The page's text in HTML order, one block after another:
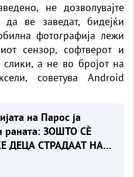
не дозволувајте
ве заведат, бидејќи
фотографија лежи
сензор, софтверот и
а не во бројот на
советува Android
на Парос ја
раната: ЗОШТО СÈ
ДЕЦА СТРАДААТ НА